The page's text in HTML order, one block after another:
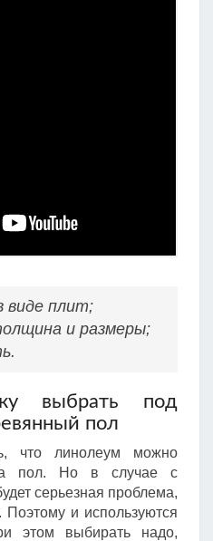
виде плит;
и размеры;
выбрать под
пол
что линолеум можно
пол. Но в случае с
серьезная проблема,
и используются
этом выбирать надо,